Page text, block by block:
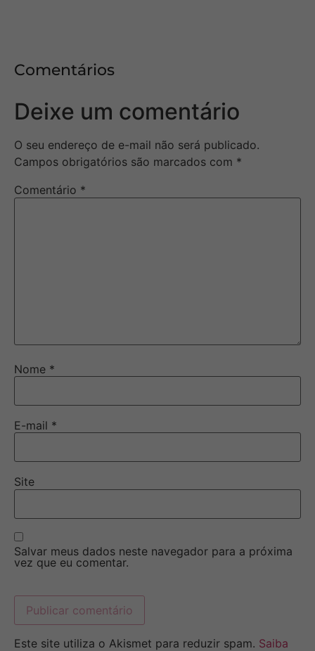
Comentários
Deixe um comentário
O seu endereço de e-mail não será publicado.
Campos obrigatórios são marcados com *
Comentário *
Nome *
E-mail *
Site
Salvar meus dados neste navegador para a próxima
vez que eu comentar.
Este site utiliza o Akismet para reduzir spam. Saiba